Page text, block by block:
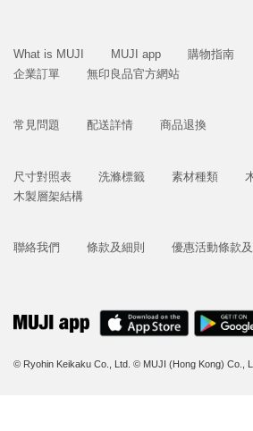
What is MUJI MUJI app 購物指南
企業訂單
無印良品官方網站
常見問題 配送詳情 商品退換
尺寸對照表 洗滌標籤 素材種類
木製層架結構
聯絡我們 條款及細則 優惠活動條款
© Ryohin Keikaku Co., Ltd. © MUJI (Hong Kong) Co.,